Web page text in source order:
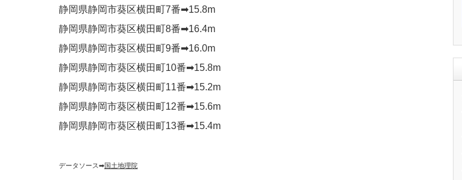
静岡県静岡市葵区横田町7番➡︎15.8m
静岡県静岡市葵区横田町8番➡︎16.4m
静岡県静岡市葵区横田町9番➡︎16.0m
静岡県静岡市葵区横田町10番➡︎15.8m
静岡県静岡市葵区横田町11番➡︎15.2m
静岡県静岡市葵区横田町12番➡︎15.6m
静岡県静岡市葵区横田町13番➡︎15.4m
データソース➡︎国土地理院